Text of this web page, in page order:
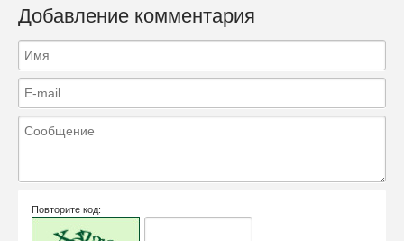
Добавление комментария
Повторите код: